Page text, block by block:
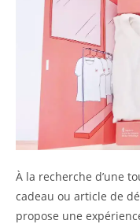
À la recherche d’une
cadeau ou article de
propose une